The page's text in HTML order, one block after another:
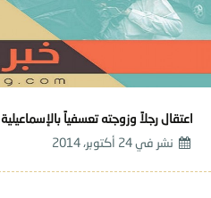
اعتقال رجلاً وزوجته تعسفياً بالإسماعيلية
نشر في 24 أكتوبر، 2014